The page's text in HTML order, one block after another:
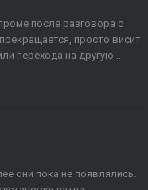
после разговора с
просто висит
перехода на другую...
они пока не появлялись.